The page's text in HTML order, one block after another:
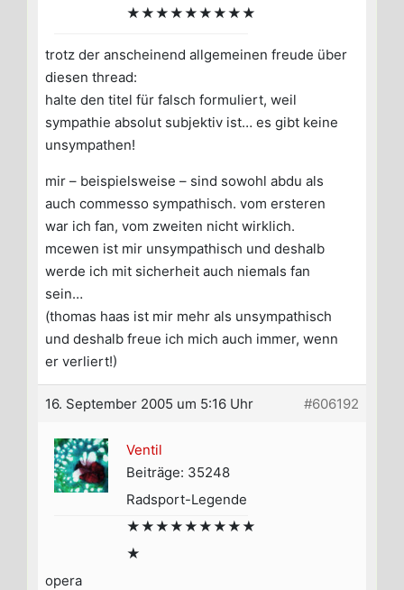
★★★★★★★★★
trotz der anscheinend allgemeinen freude über
diesen thread:
halte den titel für falsch formuliert, weil
sympathie absolut subjektiv ist… es gibt keine
unsympathen!
mir – beispielsweise – sind sowohl abdu als
auch commesso sympathisch. vom ersteren
war ich fan, vom zweiten nicht wirklich.
mcewen ist mir unsympathisch und deshalb
werde ich mit sicherheit auch niemals fan
sein…
(thomas haas ist mir mehr als unsympathisch
und deshalb freue ich mich auch immer, wenn
er verliert!)
16. September 2005 um 5:16 Uhr #606192
Ventil
Beiträge: 35248
Radsport-Legende
★★★★★★★★★
★
opera